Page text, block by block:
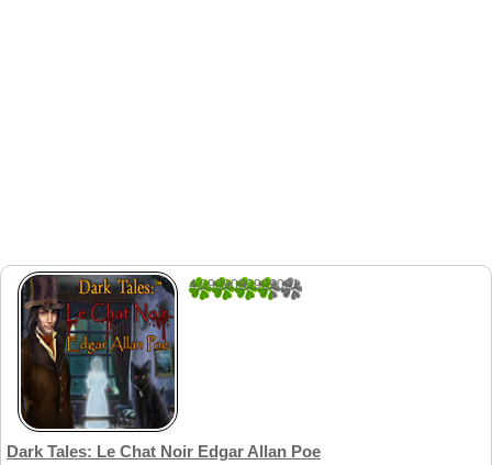
4.0909090909091
Dark Tales: Le Chat Noir Edgar Allan Poe